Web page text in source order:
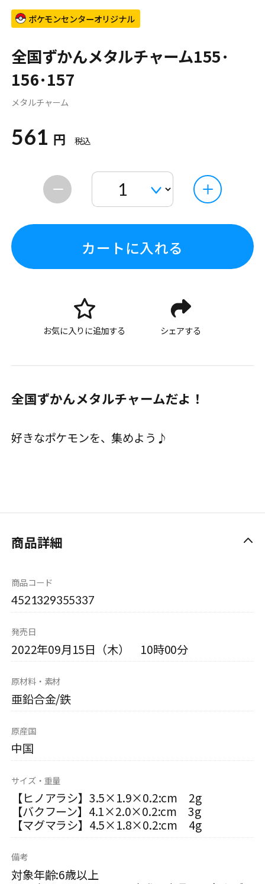
ポケモンセンターオリジナル
全国ずかんメタルチャーム155･
156･157
メタルチャーム
561 円 税込
カートに入れる
お気に入りに追加する シェアする
全国ずかんメタルチャームだよ！
好きなポケモンを、集めよう♪
商品詳細
商品コード
4521329355337
発売日
2022年09月15日（木） 10時00分
原材料・素材
亜鉛合金/鉄
原産国
中国
サイズ・重量
【ヒノアラシ】3.5×1.9×0.2:cm 2g
【バクフーン】4.1×2.0×0.2:cm 3g
【マグマラシ】4.5×1.8×0.2:cm 4g
備考
対象年齢:6歳以上